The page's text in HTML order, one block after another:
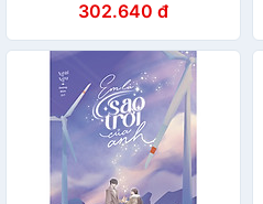
302.640 đ